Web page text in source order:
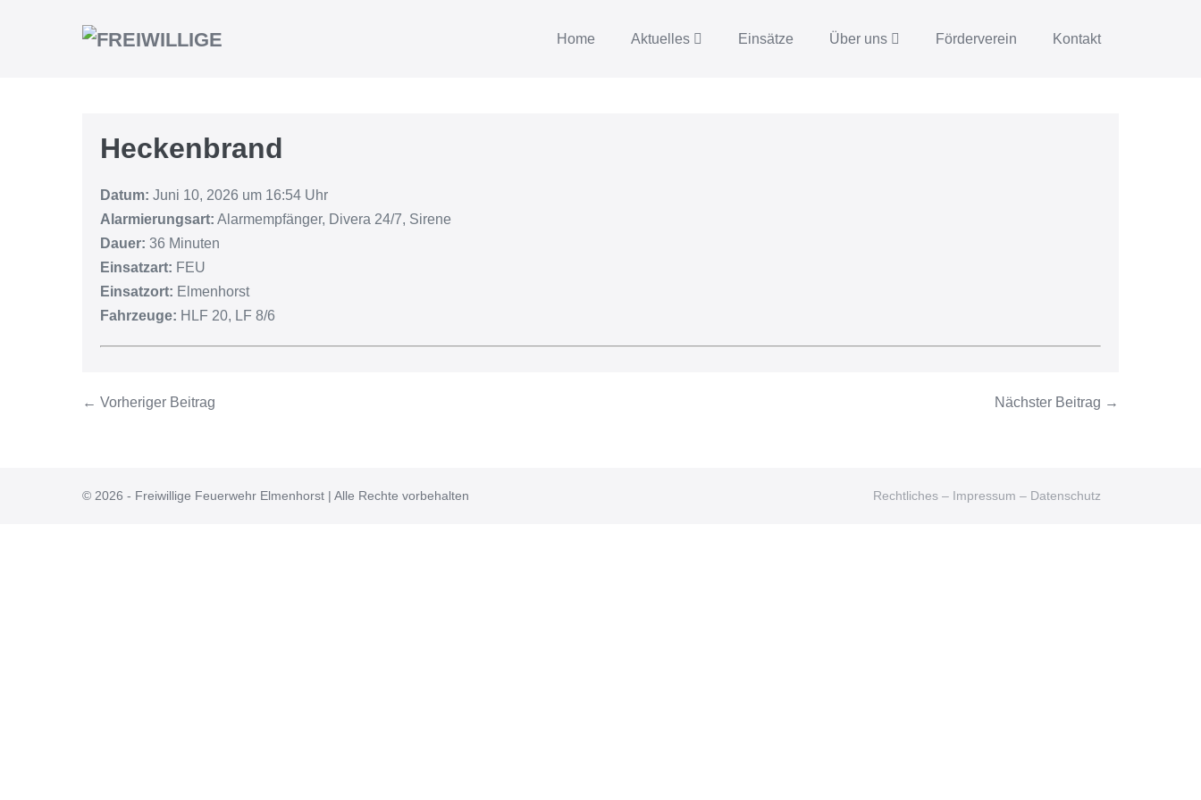
Home Aktuelles Einsätze Über uns Förderverein Kontakt
Heckenbrand
Datum: Juni 10, 2026 um 16:54 Uhr
Alarmierungsart: Alarmempfänger, Divera 24/7, Sirene
Dauer: 36 Minuten
Einsatzart: FEU
Einsatzort: Elmenhorst
Fahrzeuge: HLF 20, LF 8/6
← Vorheriger Beitrag Nächster Beitrag →
© 2026 - Freiwillige Feuerwehr Elmenhorst | Alle Rechte vorbehalten Rechtliches – Impressum – Datenschutz